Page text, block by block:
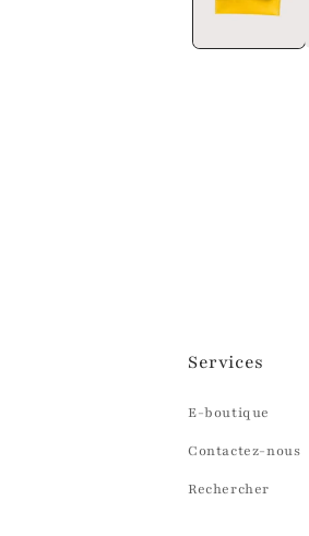
Services
E-boutique
Contactez-nous
Rechercher